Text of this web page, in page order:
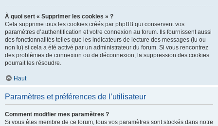
À quoi sert « Supprimer les cookies » ?
Cela supprime tous les cookies créés par phpBB qui conservent vos
paramètres d’authentification et votre connexion au forum. Ils fournissent aussi
des fonctionnalités telles que les indicateurs de lecture des messages (lu ou
non lu) si cela a été activé par un administrateur du forum. Si vous rencontrez
des problèmes de connexion ou de déconnexion, la suppression des cookies
pourrait les résoudre.
Haut
Paramètres et préférences de l’utilisateur
Comment modifier mes paramètres ?
Si vous êtes membre de ce forum, tous vos paramètres sont stockés dans notre